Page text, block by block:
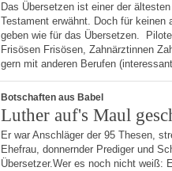
Das Übersetzen ist einer der
Testament erwähnt. Doch für
geben wie für das Übersetzen.
Frisösen Frisösen, Zahnärztinnen
gern mit anderen Berufen
Botschaften aus Babel
Luther auf's Maul
Er war Anschläger der 95 Thesen,
Ehefrau, donnernder Prediger und
Übersetzer.Wer es noch nicht weiß: